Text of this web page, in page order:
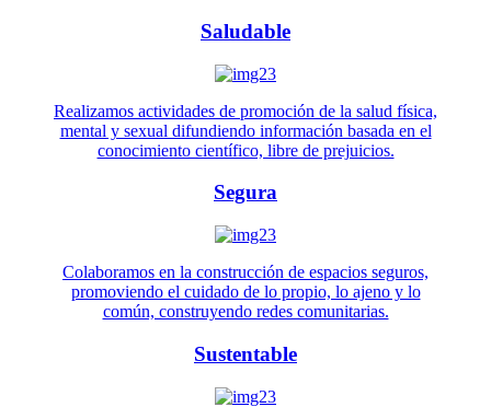
Saludable
Realizamos actividades de promoción de la salud física,
mental y sexual difundiendo información basada en el
conocimiento científico, libre de prejuicios.
Segura
Colaboramos en la construcción de espacios seguros,
promoviendo el cuidado de lo propio, lo ajeno y lo
común, construyendo redes comunitarias.
Sustentable